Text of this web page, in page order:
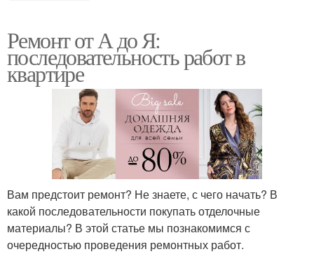
Ремонт от А до Я:
последовательность работ в
квартире
Вам предстоит ремонт? Не знаете, с чего начать? В
какой последовательности покупать отделочные
материалы? В этой статье мы познакомимся с
очередностью проведения ремонтных работ.